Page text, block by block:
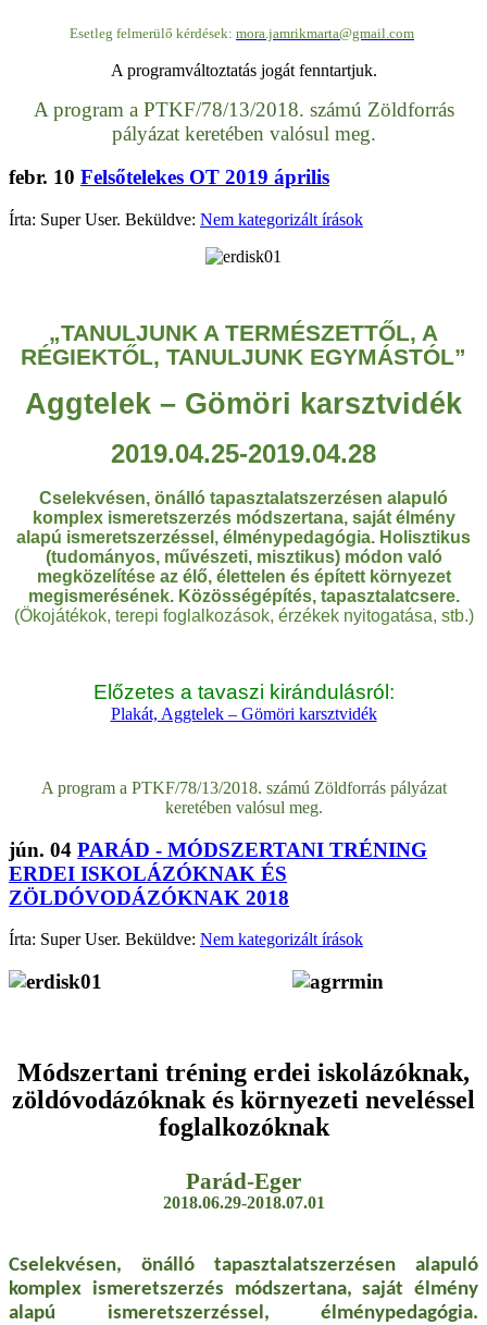
Esetleg felmerülő kérdések: mora.jamrikmarta@gmail.com
A programváltoztatás jogát fenntartjuk.
A program a PTKF/78/13/2018. számú Zöldforrás
pályázat keretében valósul meg.
febr. 10 Felsőtelekes OT 2019 április
Írta: Super User. Beküldve: Nem kategorizált írások
„TANULJUNK A TERMÉSZETTŐL, A
RÉGIEKTŐL, TANULJUNK EGYMÁSTÓL”
Aggtelek – Gömöri karsztvidék
2019.04.25-2019.04.28
Cselekvésen, önálló tapasztalatszerzésen alapuló
komplex ismeretszerzés módszertana, saját élmény
alapú ismeretszerzéssel, élménypedagógia. Holisztikus
(tudományos, művészeti, misztikus) módon való
megközelítése az élő, élettelen és épített környezet
megismerésének. Közösségépítés, tapasztalatcsere.
(Ökojátékok, terepi foglalkozások, érzékek nyitogatása, stb.)
Előzetes a tavaszi kirándulásról:
Plakát, Aggtelek – Gömöri karsztvidék
A program a PTKF/78/13/2018. számú Zöldforrás pályázat
keretében valósul meg.
jún. 04 PARÁD - MÓDSZERTANI TRÉNING
ERDEI ISKOLÁZÓKNAK ÉS
ZÖLDÓVODÁZÓKNAK 2018
Írta: Super User. Beküldve: Nem kategorizált írások
Módszertani tréning erdei iskolázóknak,
zöldóvodázóknak és környezeti neveléssel
foglalkozóknak
Parád-Eger
2018.06.29-2018.07.01
Cselekvésen, önálló tapasztalatszerzésen alapuló
komplex ismeretszerzés módszertana, saját élmény
alapú ismeretszerzéssel, élménypedagógia.